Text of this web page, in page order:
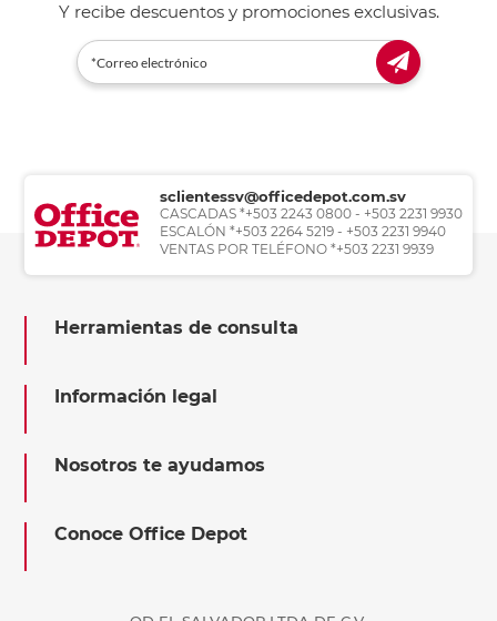
Y recibe descuentos y promociones exclusivas.
sclientessv@officedepot.com.sv
CASCADAS *+503 2243 0800 - +503 2231 9930
ESCALÓN *+503 2264 5219 - +503 2231 9940
VENTAS POR TELÉFONO *+503 2231 9939
Herramientas de consulta
Información legal
Nosotros te ayudamos
Conoce Office Depot